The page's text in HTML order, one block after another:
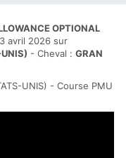
OPTIONAL
avril 2026 sur
- Cheval : GRAN
UNIS) - Course PMU